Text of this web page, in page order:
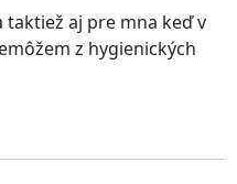
aj pre mna keď v
z hygienických